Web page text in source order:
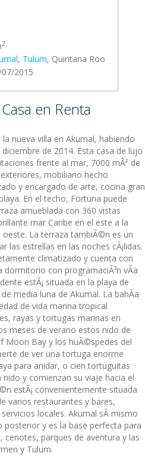
2
, Tulum, Quintana Roo
2015
en Renta
nueva villa en Akumal, habiendo
de 2014. Esta casa de lujo
frente al mar, 7000 mÂ² de
mobiliario hecho
y encargado de arte, cocina gran
En el techo, Fortuna puede
amueblada con 360 vistas
mar Caribe en el este a la
oeste. La terraza tambiÃ©n es un
las estrellas en las noches cÃ¡lidas.
climatizado y cuenta con
dormitorio con programaciÃ³n vÃ­a
estÃ¡ situada en la playa de
media luna de Akumal. La bahÃ­a
de vida marina tropical
rayas y tortugas marinas en
meses de verano estos nido de
Moon Bay y los huÃ©spedes del
de ver una tortuga enorme
para anidar, o cien tortuguitas
nido y comienzan su viaje hacia el
estÃ¡ convenientemente situada
varios restaurantes y bares,
locales. Akumal sÃ­ mismo
posterior y es la base perfecta para
cenotes, parques de aventura y las
y Tulum.